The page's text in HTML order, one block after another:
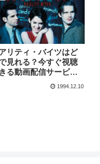
リティ・バイツはど
見れる？今すぐ視聴
る動画配信サービス
1994.12.10